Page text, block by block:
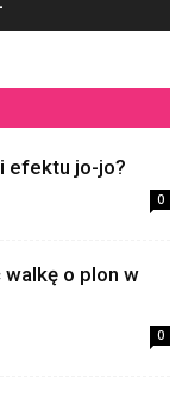
efektu jo-jo?
0
walkę o plon w
0